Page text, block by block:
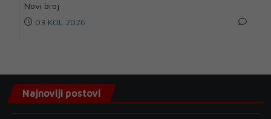
Novi broj
03 KOL 2026
Najnoviji postovi